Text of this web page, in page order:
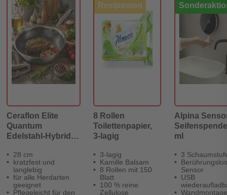
Ceraflon Elite
Quantum
Edelstahl-Hybrid
28 cm
kratzfest und
langlebig
für alle Herdarten
geeignet
Pflegeleicht für den
Restposten
8 Rollen
Toilettenpapier,
3-lagig
3-lagig
Kamille Balsam
8 Rollen mit 150
Blatt
100 % reine
Zellulose
Alpina
ml
3
Berührungslos
Sensor
USB